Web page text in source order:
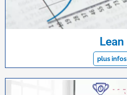
Lean
plus infos